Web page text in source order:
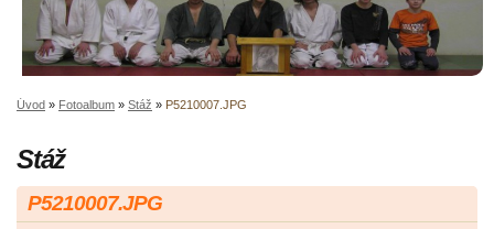
Úvod » Fotoalbum » Stáž » P5210007.JPG
Stáž
P5210007.JPG